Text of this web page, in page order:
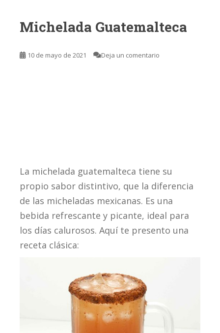
Michelada Guatemalteca
10 de mayo de 2021 Deja un comentario
La michelada guatemalteca tiene su
propio sabor distintivo, que la diferencia
de las micheladas mexicanas. Es una
bebida refrescante y picante, ideal para
los días calurosos. Aquí te presento una
receta clásica: